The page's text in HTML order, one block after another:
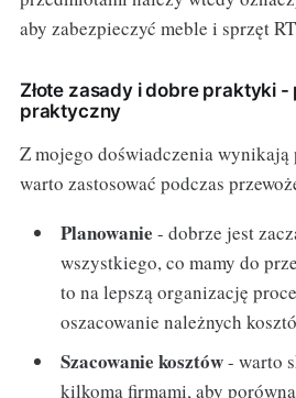
aby zabezpieczyć meble i sprzęt
Złote zasady i dobre praktyki
praktyczny
Z mojego doświadczenia wynikają
warto zastosować podczas
Planowanie - dobrze jest
wszystkiego, co mamy do
to na lepszą organizację
oszacowanie należnych
Szacowanie kosztów- warto
kilkoma firmami, aby